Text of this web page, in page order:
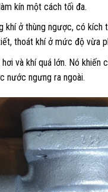
kín một cách tối đa.
khí ở thùng ngược, có kích
thoát khí ở mức độ vừa
và khí quá lớn. Nó khiến
nước ngưng ra ngoài.